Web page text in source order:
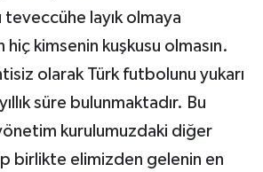
layık olmaya
hiç kimsenin kuşkusu olmasın.
olarak Türk futbolunu yukarı
süre bulunmaktadır. Bu
kurulumuzdaki diğer
birlikte elimizden gelenin en